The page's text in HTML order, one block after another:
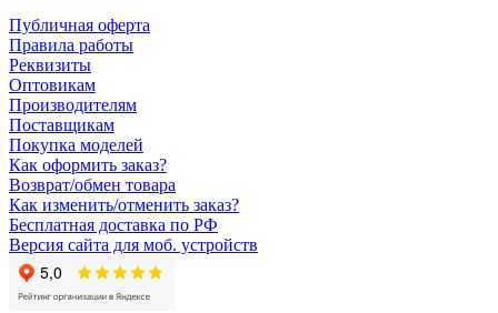
Публичная оферта
Правила работы
Реквизиты
Оптовикам
Производителям
Поставщикам
Покупка моделей
Как оформить заказ?
Возврат/обмен товара
Как изменить/отменить заказ?
Бесплатная доставка по РФ
Версия сайта для моб. устройств